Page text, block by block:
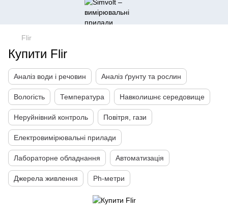
Flir
Купити Flir
Аналіз води і речовин Аналіз ґрунту та рослин
Вологість Температура Навколишнє середовище
Неруйнівний контроль Повітря, гази
Електровимірювальні прилади
Лабораторне обладнання Автоматизація
Джерела живлення Ph-метри